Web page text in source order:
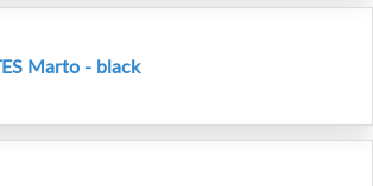
Marto - black